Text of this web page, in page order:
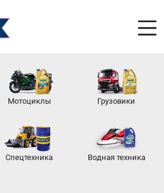
Мотоциклы Грузовики
Спецтехника Водная техника